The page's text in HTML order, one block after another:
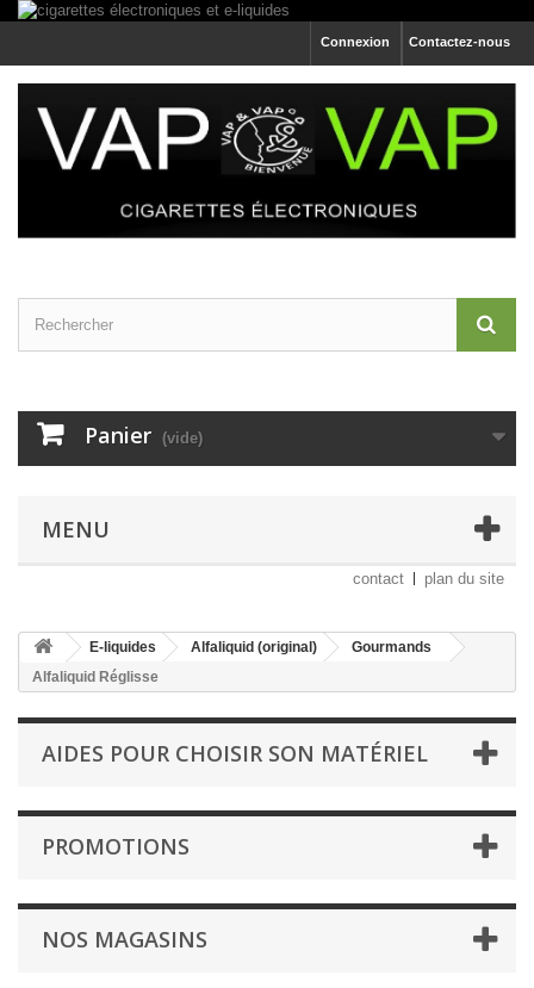
Contactez-nous
Connexion
Panier (vide)
MENU
contact plan du site
E-liquides Alfaliquid (original)
Gourmands
Alfaliquid Réglisse
AIDES POUR CHOISIR SON MATÉRIEL
PROMOTIONS
NOS MAGASINS